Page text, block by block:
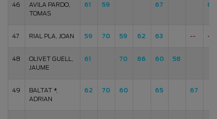
46
AVILA PARDO,
TOMAS
61 59 67 65
47 RIAL PLA, JOAN 59 70 59 62 63 -- --
48
OLIVET GUELL,
JAUME
61 70 66 60 58
49
BALTAT *,
ADRIAN
62 70 60 65 67